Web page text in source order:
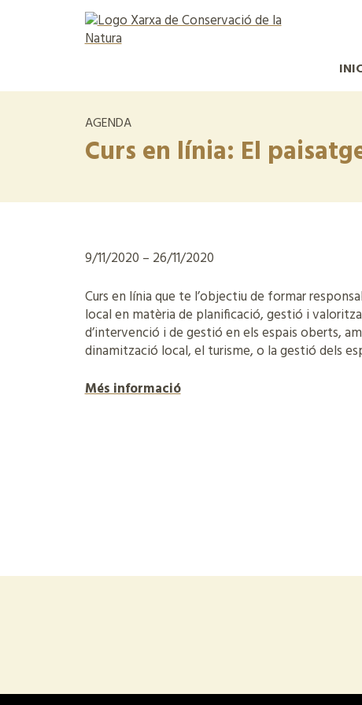
AGENDA
Curs en línia: El
9/11/2020 – 26/11/2020
Curs en línia que te l’objectiu de formar
local en matèria de planificació, gestió i
d’intervenció i de gestió en els espais oberts,
dinamització local, el turisme, o la gestió dels
Més informació